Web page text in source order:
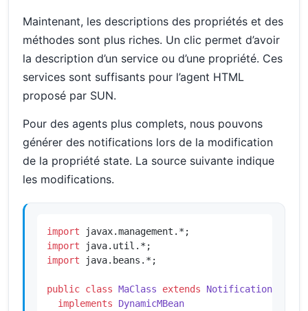
Maintenant, les descriptions des propriétés et des
méthodes sont plus riches. Un clic permet d’avoir
la description d’un service ou d’une propriété. Ces
services sont suffisants pour l’agent HTML
proposé par SUN.
Pour des agents plus complets, nous pouvons
générer des notifications lors de la modification
de la propriété state. La source suivante indique
les modifications.
import
import
import java.beans.*;
public class MaClass extends
implements
DynamicMBean